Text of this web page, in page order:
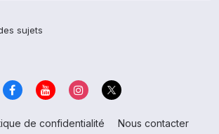
sujets
de confidentialité
Nous contacter